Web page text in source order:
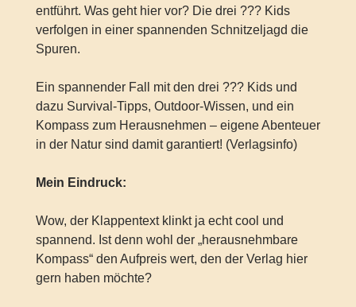
entführt. Was geht hier vor? Die drei ??? Kids
verfolgen in einer spannenden Schnitzeljagd die
Spuren.
Ein spannender Fall mit den drei ??? Kids und
dazu Survival-Tipps, Outdoor-Wissen, und ein
Kompass zum Herausnehmen – eigene Abenteuer
in der Natur sind damit garantiert! (Verlagsinfo)
Mein Eindruck:
Wow, der Klappentext klinkt ja echt cool und
spannend. Ist denn wohl der „herausnehmbare
Kompass“ den Aufpreis wert, den der Verlag hier
gern haben möchte?